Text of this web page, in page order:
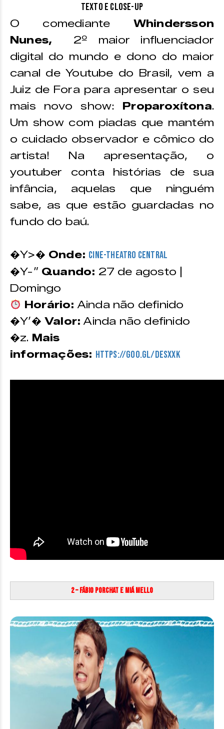
O comediante Whindersson
Nunes,
2º maior influenciador
digital do mundo e dono do maior
canal de Youtube do Brasil, vem a
Juiz de Fora para apresentar o seu
mais novo show: Proparoxítona.
Um show com piadas que mantém
o cuidado observador e cômico do
artista! Na apresentação, o
youtuber conta histórias de sua
infância, aquelas que ninguém
sabe, as que estão guardadas no
fundo do baú.
�Y>� Onde: Cine-Theatro Central
�Y-” Quando: 27 de agosto |
Domingo
Horário:Ainda não definido
�Y’� Valor:Ainda não definido
�z. Mais
informações: https://goo.gl/dEsxxK
2 – Fábio Porchat e Miá Mello